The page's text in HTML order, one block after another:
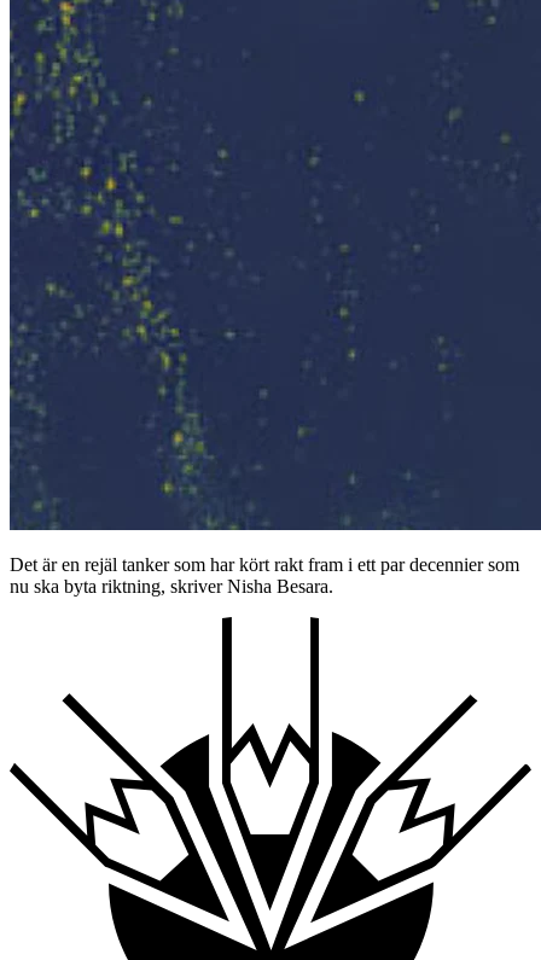
Det är en rejäl tanker som har kört rakt fram i ett par decennier som
nu ska byta riktning, skriver Nisha Besara.